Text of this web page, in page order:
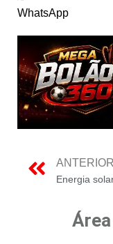
WhatsApp
ANTERIOR